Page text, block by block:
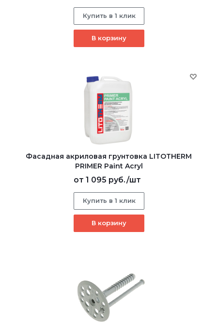
Купить в 1 клик
В корзину
Фасадная акриловая грунтовка LITOTHERM
PRIMER Paint Acryl
от 1 095 руб./шт
Купить в 1 клик
В корзину